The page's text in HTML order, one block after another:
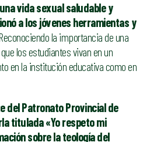
vida sexual saludable y
a los jóvenes herramientas y
la importancia de una
los estudiantes vivan en un
en la institución educativa como en
del Patronato Provincial de
titulada «Yo respeto mi
sobre la teología del